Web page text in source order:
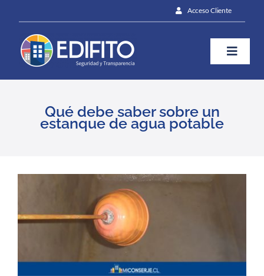
content
Acceso Cliente
Toggle
Blog
Prensa
Contáctanos
Qué debe saber sobre un
estanque de agua potable